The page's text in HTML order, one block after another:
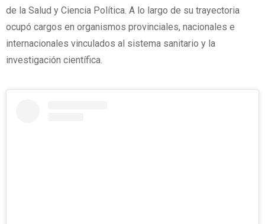
de la Salud y Ciencia Política. A lo largo de su trayectoria
ocupó cargos en organismos provinciales, nacionales e
internacionales vinculados al sistema sanitario y la
investigación científica.